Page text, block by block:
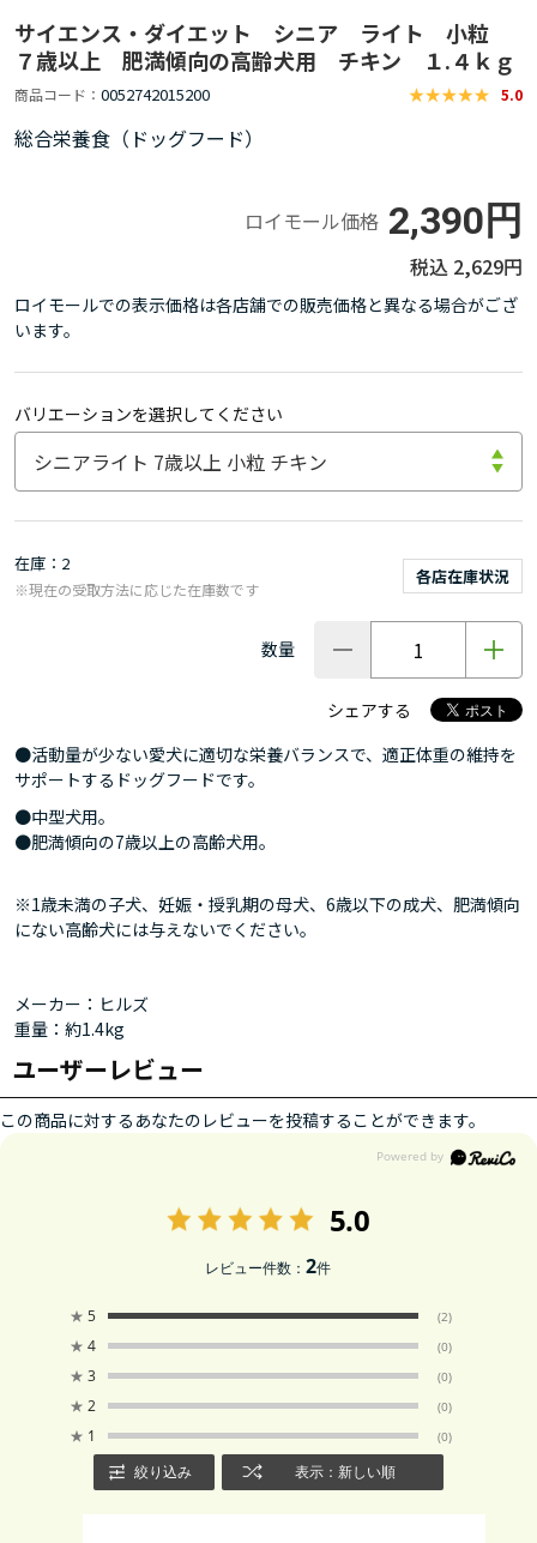
サイエンス・ダイエット シニア ライト 小粒
７歳以上 肥満傾向の高齢犬用 チキン １.４ｋｇ
商品コード 0052742015200 5.0
総合栄養食（ドッグフード）
ロイモール価格 2,390円
2,629円
ロイモールでの表示価格は各店舗での販売価格と異なる場合がござ
います。
バリエーションを選択してください
在庫 2
各店在庫状況
※現在の受取方法に応じた在庫数です
数量
シェアする
●活動量が少ない愛犬に適切な栄養バランスで、適正体重の維持を
サポートするドッグフードです。
●中型犬用。
●肥満傾向の7歳以上の高齢犬用。
※1歳未満の子犬、妊娠・授乳期の母犬、6歳以下の成犬、肥満傾向
にない高齢犬には与えないでください。
メーカー：ヒルズ
重量：約1.4kg
ユーザーレビュー
この商品に対するあなたのレビューを投稿することができます。
5.0
レビュー件数：2件
★ 5 (2)
★ 4 (0)
★ 3 (0)
★ 2 (0)
★ 1 (0)
絞り込み 表示：新しい順